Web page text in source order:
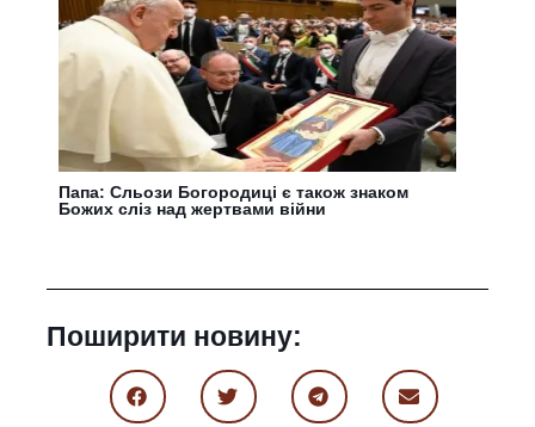
Папа: Сльози Богородиці є також знаком
Божих сліз над жертвами війни
Поширити новину: